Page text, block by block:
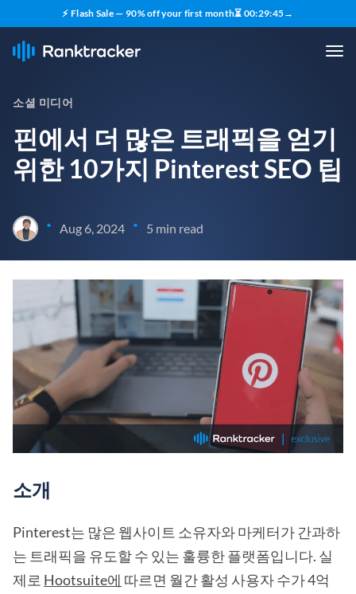
⚡ Flash Sale — 90% off your first month⏳ 00:29:43→
소셜 미디어
핀에서 더 많은 트래픽을 얻기
위한 10가지 Pinterest SEO 팁
• Aug 6, 2024 • 5 min read
소개
Pinterest는 많은 웹사이트 소유자와 마케터가 간과하
는 트래픽을 유도할 수 있는 훌륭한 플랫폼입니다. 실
제로 Hootsuite에 따르면 월간 활성 사용자 수가 4억